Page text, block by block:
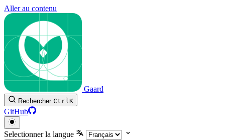
Aller au contenu
Gaard
Rechercher CtrlK
GitHub
Selectionner la langue